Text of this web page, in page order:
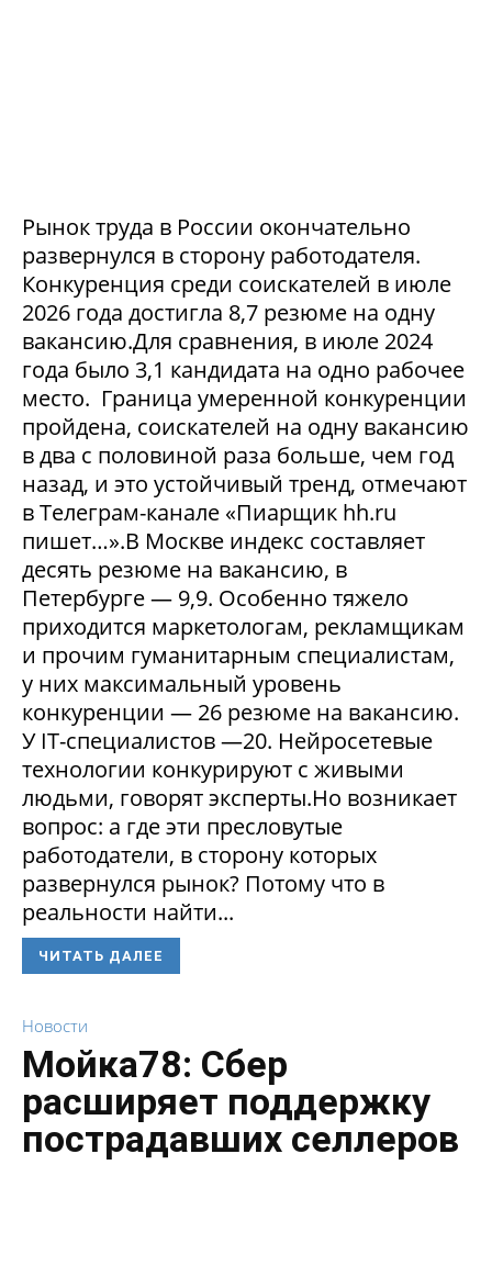
Рынок труда в России окончательно
развернулся в сторону работодателя.
Конкуренция среди соискателей в июле
2026 года достигла 8,7 резюме на одну
вакансию.Для сравнения, в июле 2024
года было 3,1 кандидата на одно рабочее
место. Граница умеренной конкуренции
пройдена, соискателей на одну вакансию
в два с половиной раза больше, чем год
назад, и это устойчивый тренд, отмечают
в Телеграм-канале «Пиарщик hh.ru
пишет…».В Москве индекс составляет
десять резюме на вакансию, в
Петербурге — 9,9. Особенно тяжело
приходится маркетологам, рекламщикам
и прочим гуманитарным специалистам,
у них максимальный уровень
конкуренции — 26 резюме на вакансию.
У IT-специалистов —20. Нейросетевые
технологии конкурируют с живыми
людьми, говорят эксперты.Но возникает
вопрос: а где эти пресловутые
работодатели, в сторону которых
развернулся рынок? Потому что в
реальности найти...
ЧИТАТЬ ДАЛЕЕ
Новости
Мойка78: Сбер
расширяет поддержку
пострадавших селлеров